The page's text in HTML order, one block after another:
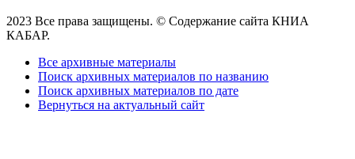
2023 Все права защищены. © Содержание сайта КНИА
КАБАР.
Все архивные материалы
Поиск архивных материалов по названию
Поиск архивных материалов по дате
Вернуться на актуальный сайт